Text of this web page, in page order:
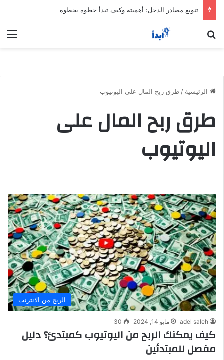
تنويع مصادر الدخل: أهميته وكيف تبدأ خطوة بخطوة
الرئيسية / طرق ربح المال على اليوتيوب
طرق ربح المال على
اليوتيوب
الربح من الانترنت
adel saleh مايو 14, 2024 30
كيف يمكنك الربح من اليوتيوب كمبتدئ؟ دليل
مفصل للمبتدئين